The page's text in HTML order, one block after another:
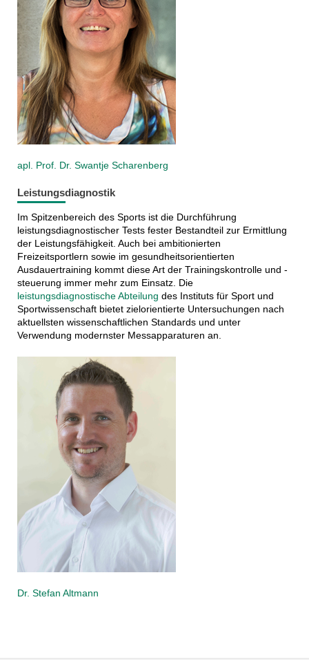
apl. Prof. Dr. Swantje Scharenberg
Leistungsdiagnostik
Im Spitzenbereich des Sports ist die Durchführung
leistungsdiagnostischer Tests fester Bestandteil zur Ermittlung
der Leistungsfähigkeit. Auch bei ambitionierten
Freizeitsportlern sowie im gesundheitsorientierten
Ausdauertraining kommt diese Art der Trainingskontrolle und -
steuerung immer mehr zum Einsatz. Die
leistungsdiagnostische Abteilung des Instituts für Sport und
Sportwissenschaft bietet zielorientierte Untersuchungen nach
aktuellsten wissenschaftlichen Standards und unter
Verwendung modernster Messapparaturen an.
Dr. Stefan Altmann